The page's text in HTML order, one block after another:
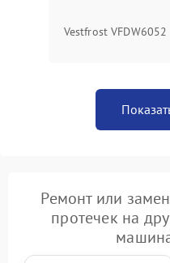
Vestfrost VFDW6052
Ремонт или
протечек на